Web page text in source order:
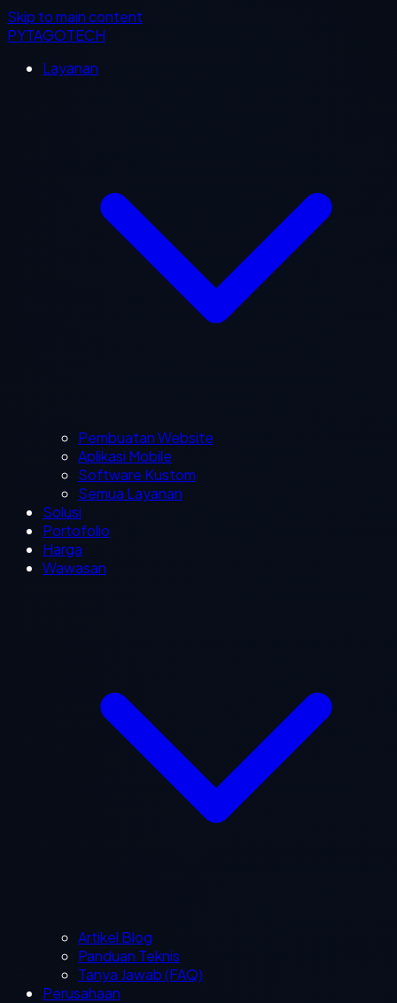
Skip to main content
PYTAGOTECH
Layanan
Pembuatan Website
Aplikasi Mobile
Software Kustom
Semua Layanan
Solusi
Portofolio
Harga
Wawasan
Artikel Blog
Panduan Teknis
Tanya Jawab (FAQ)
Perusahaan